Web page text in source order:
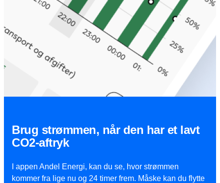
Brug strømmen, når den har et lavt
CO2-aftryk​
I appen Andel Energi, kan du se, hvor strømmen
kommer fra lige nu og 24 timer frem. Måske kan du flytte